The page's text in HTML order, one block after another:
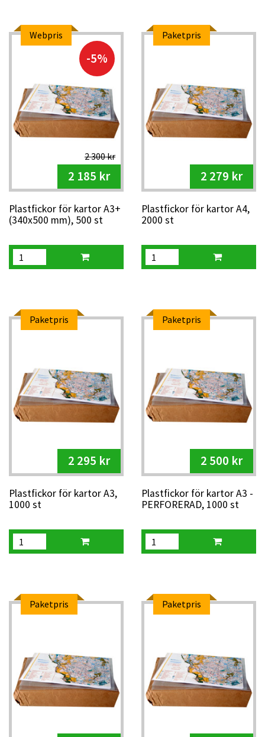
Webpris
-5%
2 300 kr
2 185 kr
Plastfickor för kartor A3+
(340x500 mm), 500 st
Paketpris
2 279 kr
Plastfickor för kartor A4,
2000 st
Paketpris
2 295 kr
Plastfickor för kartor A3,
1000 st
Paketpris
2 500 kr
Plastfickor för kartor A3 -
PERFORERAD, 1000 st
Paketpris Paketpris